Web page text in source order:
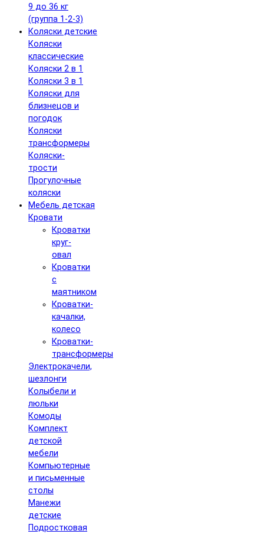
9 до 36 кг
(группа 1-2-3)
Коляски детские
Коляски
классические
Коляски 2 в 1
Коляски 3 в 1
Коляски для
близнецов и
погодок
Коляски
трансформеры
Коляски-
трости
Прогулочные
коляски
Мебель детская
Кровати
Кроватки
круг-
овал
Кроватки
с
маятником
Кроватки-
качалки,
колесо
Кроватки-
трансформеры
Электрокачели,
шезлонги
Колыбели и
люльки
Комоды
Комплект
детской
мебели
Компьютерные
и письменные
столы
Манежи
детские
Подростковая